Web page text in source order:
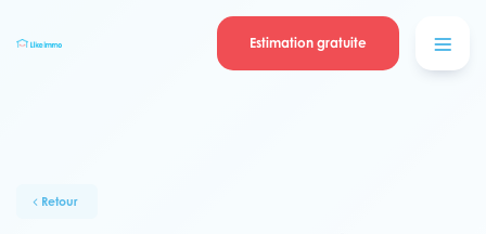
Estimation gratuite
Retour